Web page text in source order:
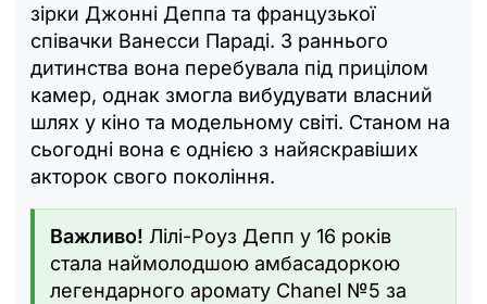
зірки Джонні Деппа та французької
співачки Ванесси Параді. З раннього
дитинства вона перебувала під прицілом
камер, однак змогла вибудувати власний
шлях у кіно та модельному світі. Станом на
сьогодні вона є однією з найяскравіших
акторок свого покоління.
Важливо! Лілі-Роуз Депп у 16 років
стала наймолодшою амбасадоркою
легендарного аромату Chanel №5 за